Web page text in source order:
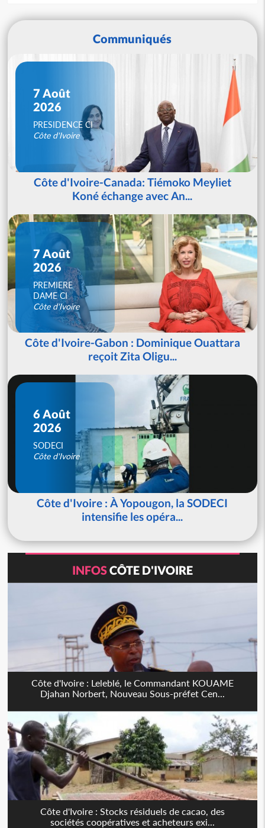
Communiqués
7 Août
2026
PRESIDENCE CI
Côte d'Ivoire
Côte d'Ivoire-Canada: Tiémoko Meyliet
Koné échange avec An...
7 Août
2026
PREMIERE
DAME CI
Côte d'Ivoire
Côte d'Ivoire-Gabon : Dominique Ouattara
reçoit Zita Oligu...
6 Août
2026
SODECI
Côte d'Ivoire
Côte d'Ivoire : À Yopougon, la SODECI
intensifie les opéra...
INFOSCÔTE D'IVOIRE
Côte d'Ivoire : Leleblé, le Commandant KOUAME
Djahan Norbert, Nouveau Sous-préfet Cen...
Côte d'Ivoire : Stocks résiduels de cacao, des
sociétés coopératives et acheteurs exi...